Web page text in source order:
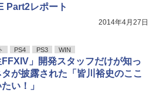
Part2レポート
2014年4月27日
PS4 PS3 WIN
FFXIV」開発スタッフだけが知っ
が披露された「皆川裕史のここ
い！」